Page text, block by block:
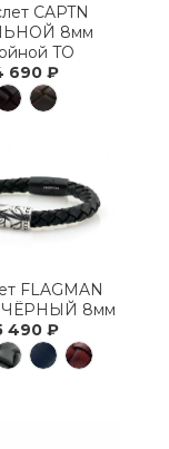
CAPTN
8мм
TO
690 ₽
FLAGMAN
ЧЁРНЫЙ 8мм
490 ₽